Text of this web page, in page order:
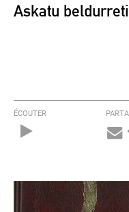
Askatu
ÉCOUTER